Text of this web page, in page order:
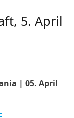
5. April
| 05. April